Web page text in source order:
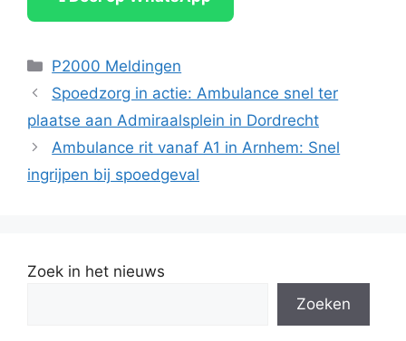
Categorieën
P2000 Meldingen
Spoedzorg in actie: Ambulance snel ter
plaatse aan Admiraalsplein in Dordrecht
Ambulance rit vanaf A1 in Arnhem: Snel
ingrijpen bij spoedgeval
Zoek in het nieuws
Zoeken